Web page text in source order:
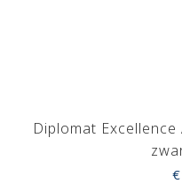
Diplomat